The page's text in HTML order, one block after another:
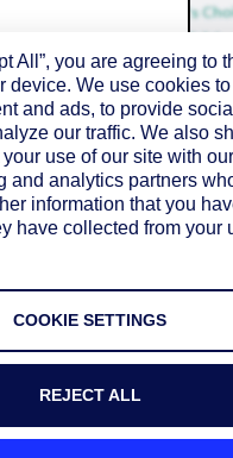
All”, you are agreeing to
device. We use cookies to
and ads, to provide
our traffic. We also
use of our site with
and analytics partners
information that you
have collected from your
COOKIE SETTINGS
REJECT ALL